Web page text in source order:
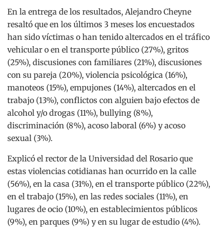
En la entrega de los resultados, Alejandro Cheyne
resaltó que en los últimos 3 meses los encuestados
han sido víctimas o han tenido altercados en el tráfico
vehicular o en el transporte público (27%), gritos
(25%), discusiones con familiares (21%), discusiones
con su pareja (20%), violencia psicológica (16%),
manoteos (15%), empujones (14%), altercados en el
trabajo (13%), conflictos con alguien bajo efectos de
alcohol y/o drogas (11%), bullying (8%),
discriminación (8%), acoso laboral (6%) y acoso
sexual (3%).
Explicó el rector de la Universidad del Rosario que
estas violencias cotidianas han ocurrido en la calle
(56%), en la casa (31%), en el transporte público (22%),
en el trabajo (15%), en las redes sociales (11%), en
lugares de ocio (10%), en establecimientos públicos
(9%), en parques (9%) y en su lugar de estudio (4%).